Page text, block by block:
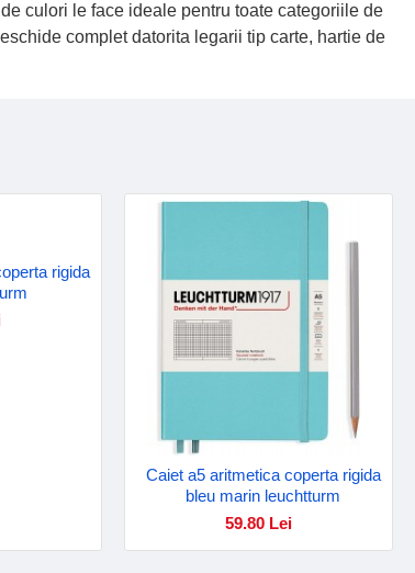
culori le face ideale pentru toate categoriile de
complet datorita legarii tip carte, hartie de
rigida
Caiet a5 aritmetica coperta rigida
bleu marin leuchtturm
59.80 Lei